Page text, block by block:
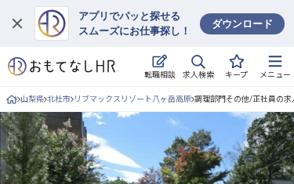
アプリでパッと探せる
スムーズにお仕事探し！
ダウンロード
転職相談 求人検索 キープ メニュー
ログイン
求人・施設を探す
キープした求人
就職・転職 合同説明会
山梨県 北杜市 リブマックスリゾート八ヶ岳高原 調理部門その他/正社員の求